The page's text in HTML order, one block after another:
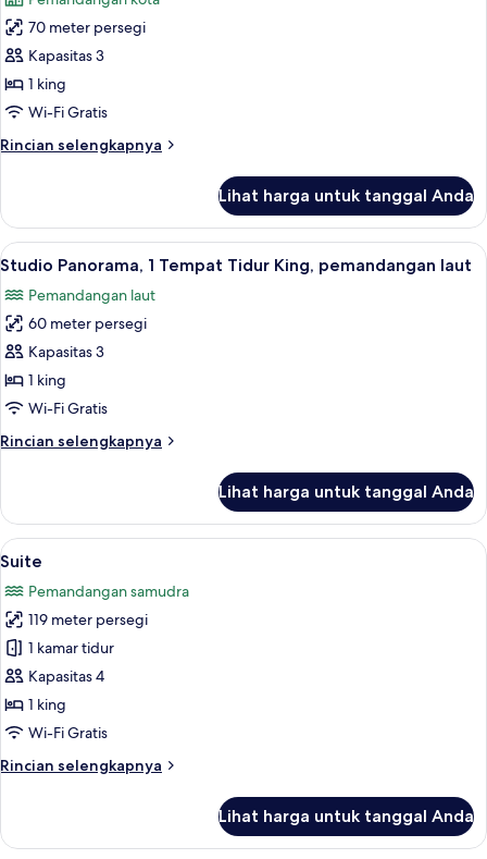
(Sea
Skyline
View)
foto
untuk
Studio,
1
Tempat
King,
70 meter persegi
Kapasitas 3
1 king
Wi-Fi Gratis
Rincian selengkapnya
Rincian
Studio,
Tempat
King,
dapur
Lihat harga untuk tanggal Anda
Lihat
semua
foto
untuk
Studio
Panorama,
1
Tidur
laut
Seprai premium, minibar, brankas,
9
Studio Panorama, 1 Tempat Tidur King, pemandangan laut
Pemandangan laut
60 meter persegi
Kapasitas 3
1 king
Wi-Fi Gratis
Rincian selengkapnya
Rincian
Studio
Panorama,
1
Tidur
King,
pemandangan
laut
Lihat harga untuk tanggal Anda
Lihat
semua
foto
untuk
Suite
Suite | Seprai premium, minibar,
10
Suite
Pemandangan samudra
119 meter persegi
1 kamar tidur
Kapasitas 4
1 king
Wi-Fi Gratis
Rincian selengkapnya
Rincian
Suite
Lihat harga untuk tanggal Anda